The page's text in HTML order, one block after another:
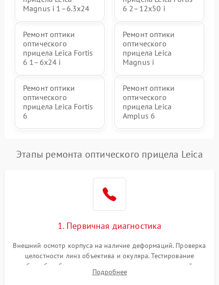
Magnus i 1–6.3x24
6 2–12x50 i
Ремонт оптики
оптического
прицела Leica Fortis
6 1–6x24 i
Ремонт оптики
оптического
прицела Leica
Magnus i
Ремонт оптики
оптического
прицела Leica Fortis
6
Ремонт оптики
оптического
прицела Leica
Amplus 6
Этапы ремонта оптического прицела Leica
1. Первичная диагностика
Внешний осмотр корпуса на наличие деформаций. Проверка
целостности линз объектива и окуляра. Тестирование
работы барабанчиков ввода поправок, кольца отстройки
параллакса и зума. Выявление сколов, внутренних
Подробнее